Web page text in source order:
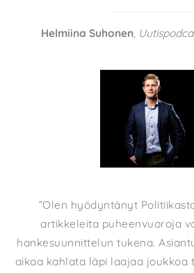
Helmiina Suhonen,
”Olen hyödyntänyt
artikkeleita puheenvuoroja
hankesuunnittelun tukena.
aikaa kahlata läpi laajaa joukkoa